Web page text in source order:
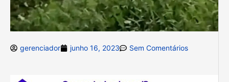
gerenciador junho 16, 2023 Sem Comentários